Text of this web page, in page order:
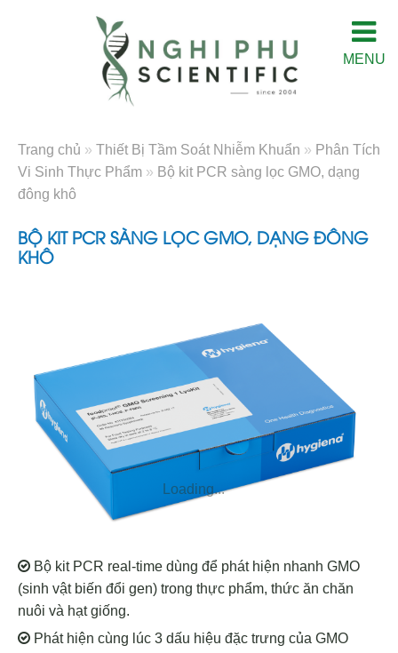
MENU
Trang chủ » Thiết Bị Tầm Soát Nhiễm Khuẩn » Phân Tích
Vi Sinh Thực Phẩm » Bộ kit PCR sàng lọc GMO, dạng
đông khô
BỘ KIT PCR SÀNG LỌC GMO, DẠNG ĐÔNG
KHÔ
Loading...
Bộ kit PCR real-time dùng để phát hiện nhanh GMO
(sinh vật biến đổi gen) trong thực phẩm, thức ăn chăn
nuôi và hạt giống.
Phát hiện cùng lúc 3 dấu hiệu đặc trưng của GMO